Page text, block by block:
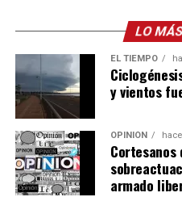
subsistir”, resumió y
a un paciente de estas
realmente no coordina. Hay
cómo alimentarlo”.
LO
EL TIEMPO
y vientos
OPINIÓN
armado